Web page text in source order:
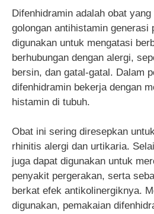
Difenhidramin adalah obat
golongan antihistamin generasi
digunakan untuk mengatasi
berhubungan dengan alergi,
bersin, dan gatal-gatal. Dalam
difenhidramin bekerja dengan
histamin di tubuh.
Obat ini sering diresepkan
rhinitis alergi dan urtikaria.
juga dapat digunakan untuk
penyakit pergerakan, serta
berkat efek antikolinergiknya.
digunakan, pemakaian